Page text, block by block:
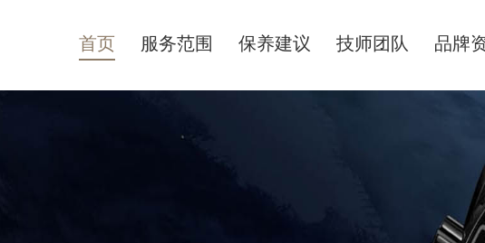
首页 服务范围 保养建议 技师团队 品牌